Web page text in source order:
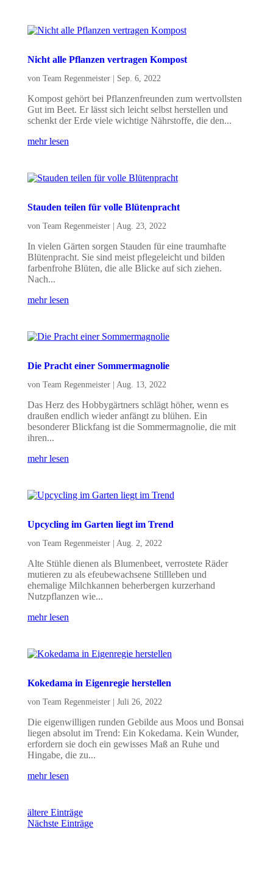
Nicht alle Pflanzen vertragen Kompost
von Team Regenmeister| Sep. 6, 2022
Kompost gehört bei Pflanzenfreunden zum wertvollsten
Gut im Beet. Er lässt sich leicht selbst herstellen und
schenkt der Erde viele wichtige Nährstoffe, die den...
mehr lesen
Stauden teilen für volle Blütenpracht
von Team Regenmeister| Aug. 23, 2022
In vielen Gärten sorgen Stauden für eine traumhafte
Blütenpracht. Sie sind meist pflegeleicht und bilden
farbenfrohe Blüten, die alle Blicke auf sich ziehen.
Nach...
mehr lesen
Die Pracht einer Sommermagnolie
von Team Regenmeister| Aug. 13, 2022
Das Herz des Hobbygärtners schlägt höher, wenn es
draußen endlich wieder anfängt zu blühen. Ein
besonderer Blickfang ist die Sommermagnolie, die mit
ihren...
mehr lesen
Upcycling im Garten liegt im Trend
von Team Regenmeister| Aug. 2, 2022
Alte Stühle dienen als Blumenbeet, verrostete Räder
mutieren zu als efeubewachsene Stillleben und
ehemalige Milchkannen beherbergen kurzerhand
Nutzpflanzen wie...
mehr lesen
Kokedama in Eigenregie herstellen
von Team Regenmeister| Juli 26, 2022
Die eigenwilligen runden Gebilde aus Moos und Bonsai
liegen absolut im Trend: Ein Kokedama. Kein Wunder,
erfordern sie doch ein gewisses Maß an Ruhe und
Hingabe, die zu...
mehr lesen
ältere Einträge
Nächste Einträge